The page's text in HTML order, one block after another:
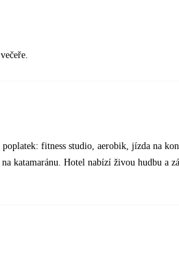
fitness studio, aerobik, jízda na
katamaránu. Hotel nabízí živou hudbu a